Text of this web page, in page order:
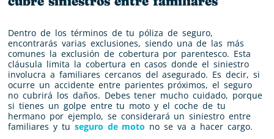
Dentro de los términos de tu póliza de seguro,
encontrarás varias exclusiones, siendo una de las más
comunes la exclusión de cobertura por parentesco. Esta
cláusula limita la cobertura en casos donde el siniestro
involucra a familiares cercanos del asegurado. Es decir, si
ocurre un accidente entre parientes próximos, el seguro
no cubrirá los daños. Debes tener mucho cuidado, porque
si tienes un golpe entre tu moto y el coche de tu
hermano por ejemplo, se considerará un siniestro entre
familiares y tu seguro de moto no se va a hacer cargo.